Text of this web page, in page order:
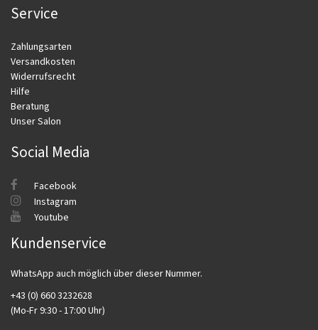
Service
Zahlungsarten
Versandkosten
Widerrufsrecht
Hilfe
Beratung
Unser Salon
Social Media
Facebook
Instagram
Youtube
Kundenservice
WhatsApp auch möglich über dieser Nummer.
+43 (0) 660 3232628
(Mo-Fr 9:30 - 17:00 Uhr)